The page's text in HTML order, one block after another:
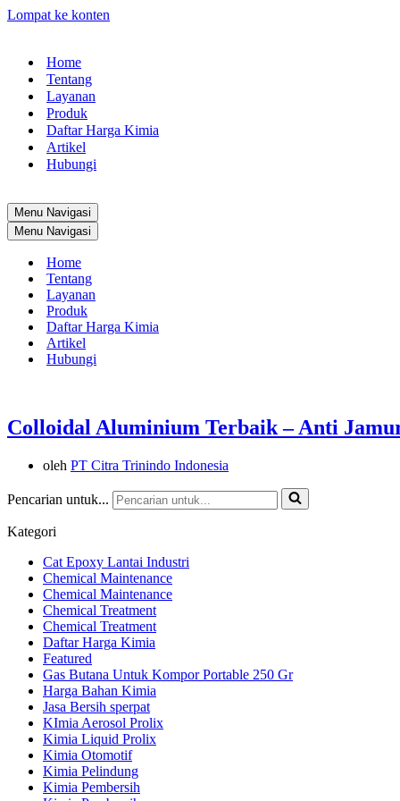
Lompat ke konten
Home
Tentang
Layanan
Produk
Daftar Harga Kimia
Artikel
Hubungi
Menu Navigasi
Menu Navigasi
Home
Tentang
Layanan
Produk
Daftar Harga Kimia
Artikel
Hubungi
Colloidal Aluminium Terbaik – Anti
oleh PT Citra Trinindo Indonesia
Pencarian untuk...
Kategori
Cat Epoxy Lantai Industri
Chemical Maintenance
Chemical Maintenance
Chemical Treatment
Chemical Treatment
Daftar Harga Kimia
Featured
Gas Butana Untuk Kompor Portable 250 Gr
Harga Bahan Kimia
Jasa Bersih sperpat
KImia Aerosol Prolix
Kimia Liquid Prolix
Kimia Otomotif
Kimia Pelindung
Kimia Pembersih